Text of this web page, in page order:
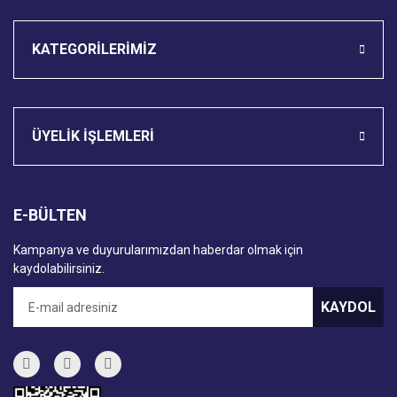
KATEGORİLERİMİZ
ÜYELİK İŞLEMLERİ
E-BÜLTEN
Kampanya ve duyurularımızdan haberdar olmak için
kaydolabilirsiniz.
KAYDOL